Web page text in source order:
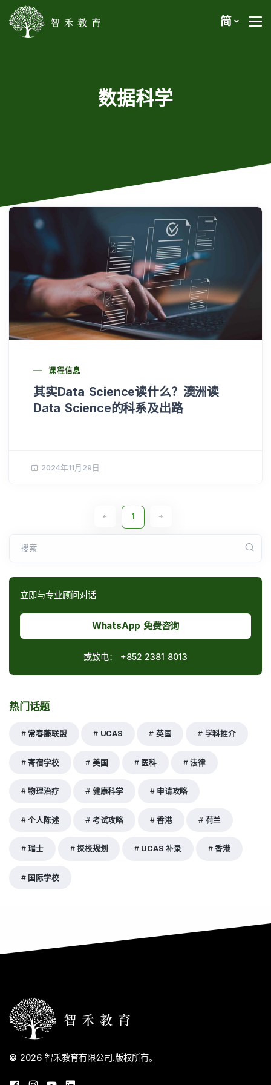
简
数据科学
课程信息
其实Data Science读什么？澳洲读
Data Science的科系及出路
2024年11月29日
1
搜索
立即与专业顾问对话
WhatsApp 免费咨询
或致电： +852 2381 8013
热门话题
常春藤联盟 UCAS 英国 学科推介
寄宿学校 美国 医科 法律
物理治疗 健康科学 申请攻略
个人陈述 考试攻略 香港 荷兰
瑞士 探校规划 UCAS 补录 香港
国际学校
© 2026 智禾教育有限公司 .版权所有。